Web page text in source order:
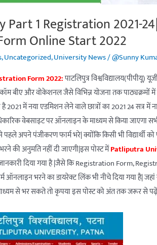
1 Registration 2021-
Online Start 2022
,Uncategorized,University News/@Sunny
Form 2022:पाटलिपुत्र विश्वविद्यालय(पीपीयू)
बीए और वोकेशनल जैसे विभिन्न योजना तक पाठ्यक्रमों में
में नया एडमिशन लेने वाले छात्रों का 2021 24 सत्र में
वेबसाइट पर ऑनलाइन के माध्यम से किया जाएगा
अपने पंजीकरण फार्म भरे| क्योंकि किसी भी विद्यार्थी
भरने की अनुमति नहीं दी जाएगी|इस पोस्ट मेंPatliputra
दिया गया है |जैसे कि Registration Form,
ऑनलाइन भरने का डायरेक्ट लिंक भी नीचे दिया गया है|
से भर सकते तो कृपया इस पोस्ट को अंत तक जरूर से